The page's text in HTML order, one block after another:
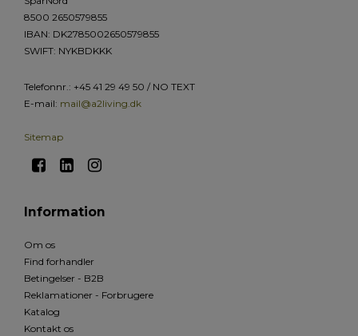
8500 2650579855
IBAN: DK2785002650579855
SWIFT: NYKBDKKK
Telefonnr.: +45 41 29 49 50 / NO TEXT
E-mail: mail@a2living.dk
Sitemap
Information
Om os
Find forhandler
Betingelser - B2B
Reklamationer - Forbrugere
Katalog
Kontakt os